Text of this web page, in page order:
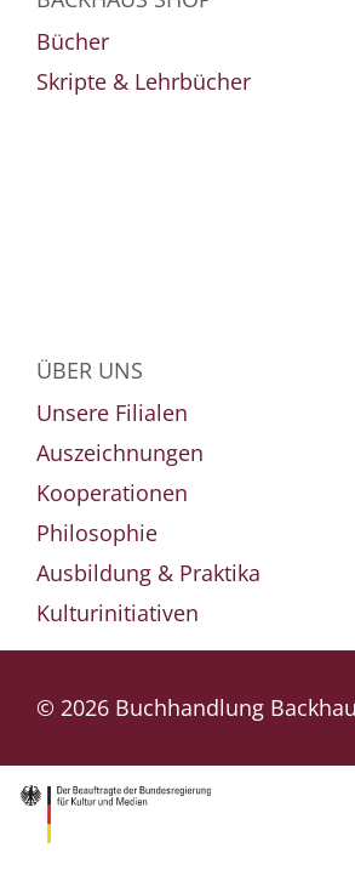
Bücher
Skripte & Lehrbücher
ÜBER UNS
Unsere Filialen
Auszeichnungen
Kooperationen
Philosophie
Ausbildung & Praktika
Kulturinitiativen
© 2026 Buchhandlung